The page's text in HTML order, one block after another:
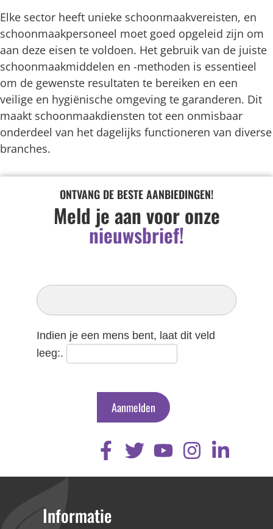
Elke sector heeft unieke schoonmaakvereisten, en
schoonmaakpersoneel moet goed opgeleid zijn om
aan deze eisen te voldoen. Het gebruik van de juiste
schoonmaakmiddelen en -methoden is essentieel
om de gewenste resultaten te bereiken en een
veilige en hygiënische omgeving te garanderen. Dit
maakt schoonmaakdiensten tot een onmisbaar
onderdeel van het dagelijks functioneren van diverse
branches.
ONTVANG DE BESTE AANBIEDINGEN!
Meld je aan voor onze
nieuwsbrief!
Inschrijven
Nieuwsbrief
Indien je een mens bent, laat dit veld
leeg:.
Aanmelden
Informatie